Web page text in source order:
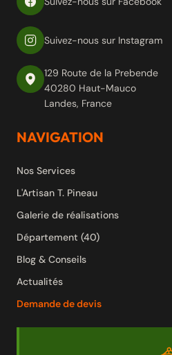
Suivez-nous sur Instagram
129 Route de la Prebende
40280 Haut-Mauco
Landes, France
NAVIGATION
Nos Services
L'Artisan T. Pineau
Galerie de réalisations
Département (40)
Blog & Conseils
Actualités
Demande de devis